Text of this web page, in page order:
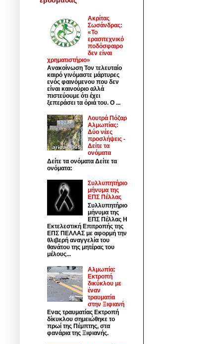
Ακρίτας
Σωσάνδρας:
«Το
ερασιτεχνικό
ποδόσφαιρο
δεν είναι
χρηματιστήριο»
Ανακοίνωση Τον τελευταίο
καιρό γινόμαστε μάρτυρες
ενός φαινόμενου που δεν
είναι καινούριο αλλά
πιστεύουμε ότι έχει
ξεπεράσει τα όριά του. Ο ...
Λουτρά Πόζαρ
Αλμωπίας:
Δύο νέες
προσλήψεις -
Δείτε τα
ονόματα
Δείτε τα ονόματα Δείτε τα
ονόματα:
Συλλυπητήριο
μήνυμα της
ΕΠΣ Πέλλας
Συλλυπητήριο
μήνυμα της
ΕΠΣ Πέλλας Η
Εκτελεστική Επιτροπής της
ΕΠΣ ΠΕΛΛΑΣ με αφορμή την
θλιβερή αναγγελία του
θανάτου της μητέρας του
μέλους...
Αλμωπία:
Εκτροπή
δικύκλου με
έναν
τραυματία
στην Ξιφιανή
Ενας τραυματίας Εκτροπή
δίκυκλου σημειώθηκε το
πρωί της Πέμπτης, στα
φανάρια της Ξιφιανής.